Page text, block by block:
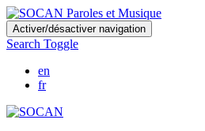
Skip
to
main
content
Activer/désactiver navigation
Search Toggle
en
fr